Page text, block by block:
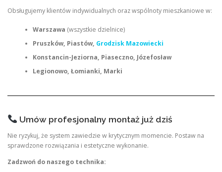
Obsługujemy klientów indywidualnych oraz wspólnoty mieszkaniowe w:
Warszawa (wszystkie dzielnice)
Pruszków, Piastów, Grodzisk Mazowiecki
Konstancin-Jeziorna, Piaseczno, Józefosław
Legionowo, Łomianki, Marki
Umów profesjonalny montaż już dziś
Nie ryzykuj, że system zawiedzie w krytycznym momencie. Postaw na
sprawdzone rozwiązania i estetyczne wykonanie.
Zadzwoń do naszego technika: